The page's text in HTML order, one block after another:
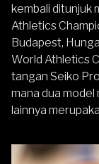
kembali ditunjuk
Athletics
Budapest,
World Athletics
tangan Seiko
mana dua model
lainnya